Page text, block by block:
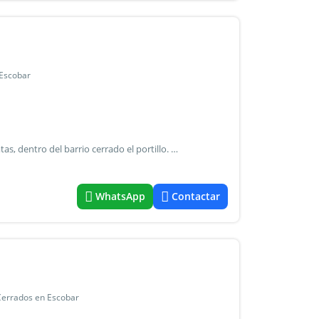
¡Venta con renta! Muy linda casa, edificada sobre dos plantas, dentro del barrio cerrado el portillo. P.B: amplia recepción con toilette, living-comedor con vista exterior, cocina con isla moderna y family. P.A: hall de distribución. Dormitorio principal en suite con vestidor. Otros dos dormitorios con baño completo que los asiste. Terraza propia. Exterior: cómoda galería con parrilla y amplio jardín con pileta. Calefacción por losa radiante. Ventanas pvc reau. Vitro y horno eléctrico. - Las medidas declaradas son estimativas. - La venta de este inmueble está sujeta a la tramitación del código de transferencia de inmuebles (coti) de conformidad con la normativa vigente (res afip 2371/08, 2439/08 y ccs) por parte del propietario. - María verónica blanco csi 5686. -. - Mat.
WhatsApp Contactar
en Escobar